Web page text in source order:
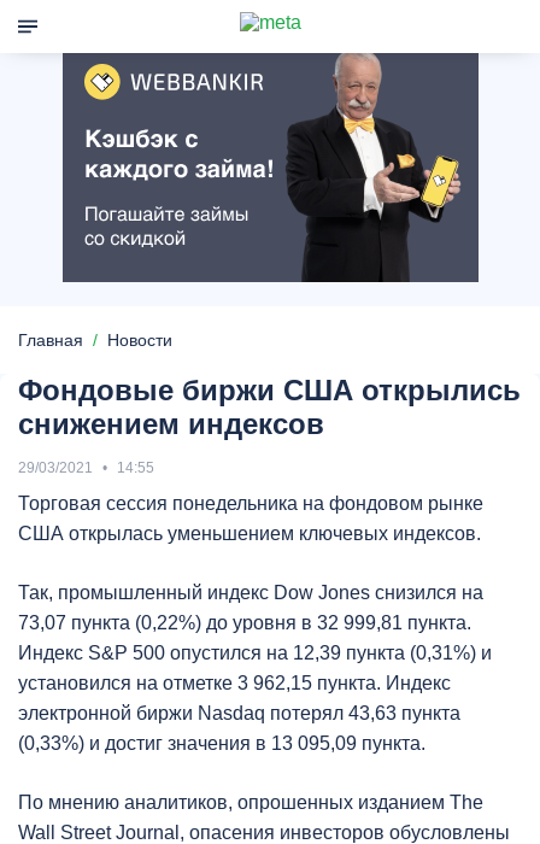
Главная Новости
Фондовые биржи США открылись
снижением индексов
29/03/2021 14:55
Торговая сессия понедельника на фондовом рынке
США открылась уменьшением ключевых индексов.
Так, промышленный индекс Dow Jones снизился на
73,07 пункта (0,22%) до уровня в 32 999,81 пункта.
Индекс S&P 500 опустился на 12,39 пункта (0,31%) и
установился на отметке 3 962,15 пункта. Индекс
электронной биржи Nasdaq потерял 43,63 пункта
(0,33%) и достиг значения в 13 095,09 пункта.
По мнению аналитиков, опрошенных изданием The
Wall Street Journal, опасения инвесторов обусловлены